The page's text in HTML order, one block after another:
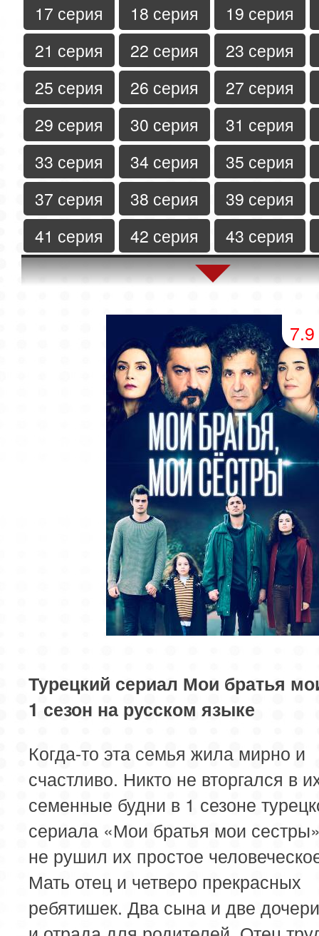
17 серия
18 серия
19 серия
21 серия
22 серия
23 серия
25 серия
26 серия
27 серия
29 серия
30 серия
31 серия
33 серия
34 серия
35 серия
37 серия
38 серия
39 серия
41 серия
42 серия
43 серия
45 серия
46 серия
47 серия
50 серия
51 серия
54 серия
55 серия
58 серия
59 серия
62 серия 63 серия
7.9
Турецкий сериал Мои братья
1 сезон на русском языке
Когда-то эта семья жила мирно и
счастливо. Никто не вторгался в
семенные будни в 1 сезоне
сериала «Мои братья мои
не рушил их простое
Мать отец и четверо прекрасных
ребятишек. Два сына и две